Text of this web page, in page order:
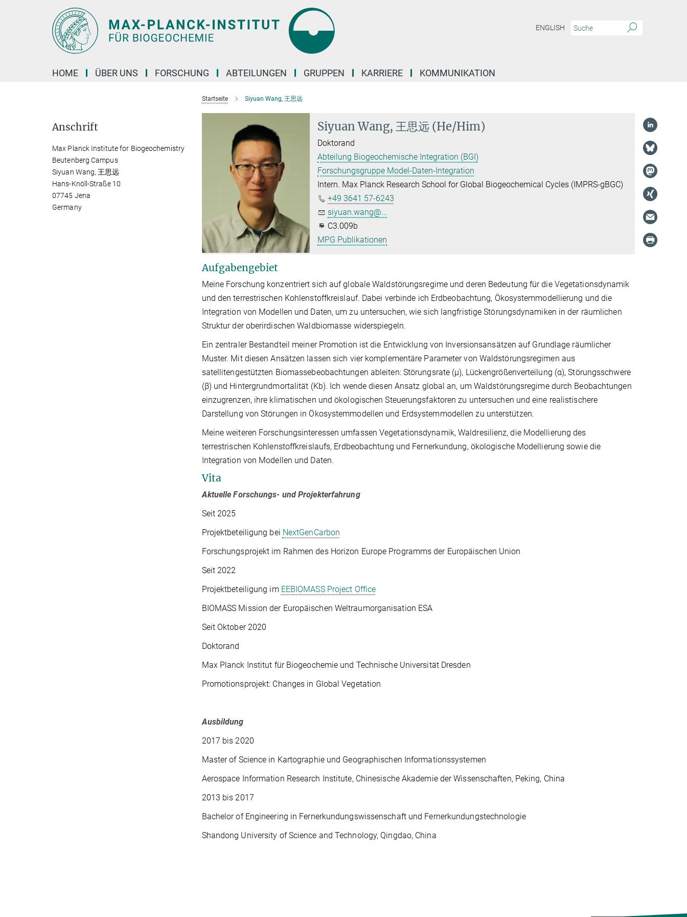
ENGLISH
HOME ÜBER UNS FORSCHUNG ABTEILUNGEN GRUPPEN KARRIERE KOMMUNIKATION
Startseite Siyuan Wang, 王思远
Siyuan Wang, 王思远 (He/Him)
Doktorand
Abteilung Biogeochemische Integration (BGI)
Forschungsgruppe Model-Daten-Integration
Intern. Max Planck Research School for Global Biogeochemical Cycles (IMPRS-gBGC)
+49 3641 57-6243
siyuan.wang@...
C3.009b
MPG Publikationen
Aufgabengebiet
Meine Forschung konzentriert sich auf globale Waldstörungsregime und deren Bedeutung für die Vegetationsdynamik
und den terrestrischen Kohlenstoffkreislauf. Dabei verbinde ich Erdbeobachtung, Ökosystemmodellierung und die
Integration von Modellen und Daten, um zu untersuchen, wie sich langfristige Störungsdynamiken in der räumlichen
Struktur der oberirdischen Waldbiomasse widerspiegeln.
Ein zentraler Bestandteil meiner Promotion ist die Entwicklung von Inversionsansätzen auf Grundlage räumlicher
Muster. Mit diesen Ansätzen lassen sich vier komplementäre Parameter von Waldstörungsregimen aus
satellitengestützten Biomassebeobachtungen ableiten: Störungsrate (μ), Lückengrößenverteilung (α), Störungsschwere
(β) und Hintergrundmortalität (Kb). Ich wende diesen Ansatz global an, um Waldstörungsregime durch Beobachtungen
einzugrenzen, ihre klimatischen und ökologischen Steuerungsfaktoren zu untersuchen und eine realistischere
Darstellung von Störungen in Ökosystemmodellen und Erdsystemmodellen zu unterstützen.
Meine weiteren Forschungsinteressen umfassen Vegetationsdynamik, Waldresilienz, die Modellierung des
terrestrischen Kohlenstoffkreislaufs, Erdbeobachtung und Fernerkundung, ökologische Modellierung sowie die
Integration von Modellen und Daten.
Vita
Aktuelle Forschungs- und Projekterfahrung
Seit 2025
Projektbeteiligung bei NextGenCarbon
Forschungsprojekt im Rahmen des Horizon Europe Programms der Europäischen Union
Seit 2022
Projektbeteiligung im EEBIOMASS Project Office
BIOMASS Mission der Europäischen Weltraumorganisation ESA
Seit Oktober 2020
Doktorand
Max Planck Institut für Biogeochemie und Technische Universität Dresden
Promotionsprojekt: Changes in Global Vegetation
Ausbildung
2017 bis 2020
Master of Science in Kartographie und Geographischen Informationssystemen
Aerospace Information Research Institute, Chinesische Akademie der Wissenschaften, Peking, China
2013 bis 2017
Bachelor of Engineering in Fernerkundungswissenschaft und Fernerkundungstechnologie
Shandong University of Science and Technology, Qingdao, China
Anschrift
Max Planck Institute for Biogeochemistry
Beutenberg Campus
Siyuan Wang, 王思远
Hans-Knöll-Straße 10
07745 Jena
Germany